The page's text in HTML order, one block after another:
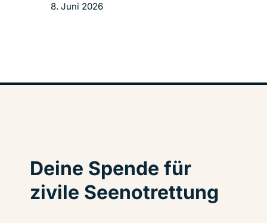
8. Juni 2026
Deine Spende für
zivile Seenotrettung